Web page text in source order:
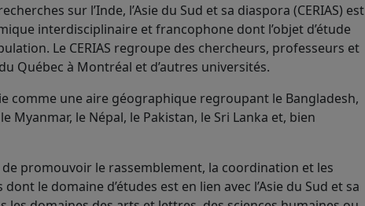
sur l’Inde, l’Asie du Sud et sa diaspora (CERIAS) est
interdisciplinaire et francophone dont l’objet d’étude
Le CERIAS regroupe des chercheurs, professeurs et
Québec à Montréal et d’autres universités.
comme une aire géographique regroupant le Bangladesh,
Myanmar, le Népal, le Pakistan, le Sri Lanka et, bien
de promouvoir le rassemblement, la coordination et les
le domaine d’études est en lien avec l’Asie du Sud et sa